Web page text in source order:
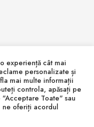
Design SRL
experiență cât mai
personalizate și
mai multe informații
controla, apăsați pe
"Acceptare Toate" sau
ne oferiți acordul